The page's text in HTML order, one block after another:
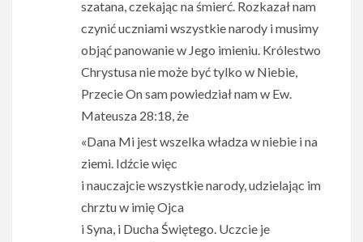
szatana, czekając na śmierć. Rozkazał nam
czynić uczniami wszystkie narody i musimy
objąć panowanie w Jego imieniu. Królestwo
Chrystusa nie może być tylko w Niebie,
Przecie On sam powiedział nam w Ew.
Mateusza 28:18, że
«Dana Mi jest wszelka władza w niebie i na
ziemi. Idźcie więc
i nauczajcie wszystkie narody, udzielając im
chrztu w imię Ojca
i Syna, i Ducha Świętego. Uczcie je